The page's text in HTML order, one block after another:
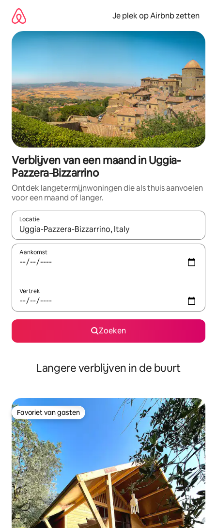
direct
naar
inhoud
Je plek op Airbnb zetten
Verblijven van een maand in Uggia-
Pazzera-Bizzarrino
Ontdek langetermijnwoningen die als thuis aanvoelen
voor een maand of langer.
Locatie
Wanneer er resultaten beschikbaar zijn, maak je een keuze
Aankomst
Vertrek
Zoeken
Langere verblijven in de buurt
Favoriet van gasten
Favoriet van gasten